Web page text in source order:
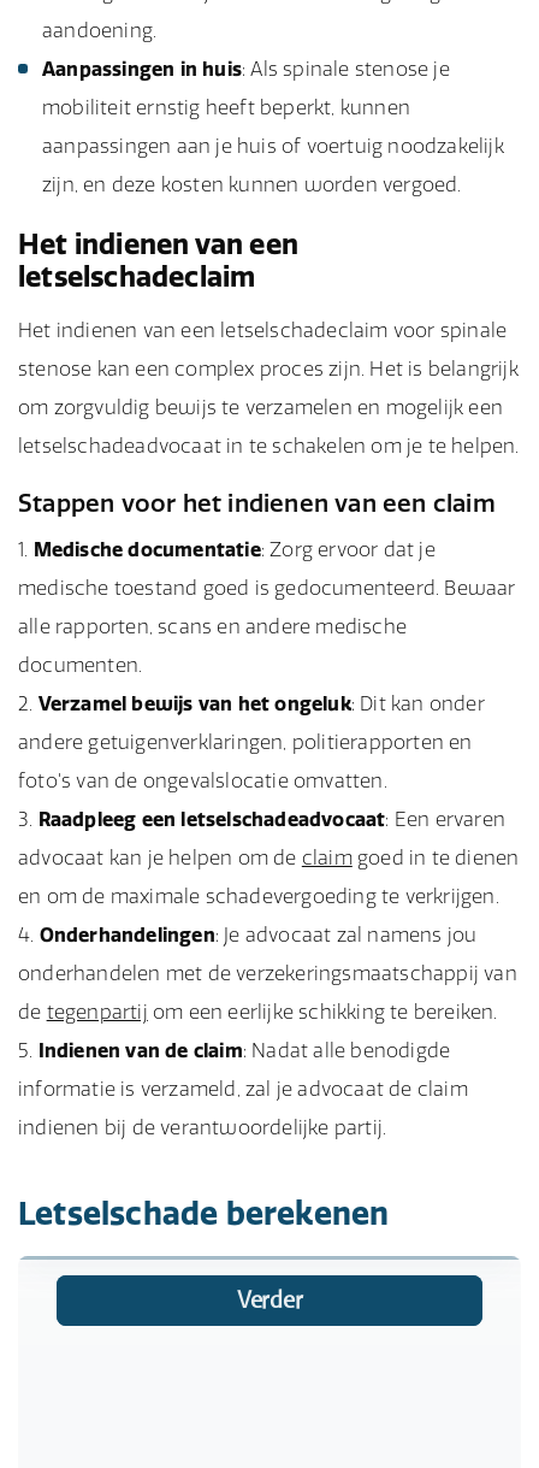
aandoening.
Aanpassingen in huis: Als spinale stenose je
mobiliteit ernstig heeft beperkt, kunnen
aanpassingen aan je huis of voertuig noodzakelijk
zijn, en deze kosten kunnen worden vergoed.
Het indienen van een
letselschadeclaim
Het indienen van een letselschadeclaim voor spinale
stenose kan een complex proces zijn. Het is belangrijk
om zorgvuldig bewijs te verzamelen en mogelijk een
letselschadeadvocaat in te schakelen om je te helpen.
Stappen voor het indienen van een claim
Medische documentatie: Zorg ervoor dat je
medische toestand goed is gedocumenteerd. Bewaar
alle rapporten, scans en andere medische
documenten.
Verzamel bewijs van het ongeluk: Dit kan onder
andere getuigenverklaringen, politierapporten en
foto's van de ongevalslocatie omvatten.
Raadpleeg een letselschadeadvocaat: Een ervaren
advocaat kan je helpen om de claimgoed in te dienen
en om de maximale schadevergoeding te verkrijgen.
Onderhandelingen: Je advocaat zal namens jou
onderhandelen met de verzekeringsmaatschappij van
de tegenpartij om een eerlijke schikking te bereiken.
Indienen van de claim: Nadat alle benodigde
informatie is verzameld, zal je advocaat de claim
indienen bij de verantwoordelijke partij.
Letselschade berekenen